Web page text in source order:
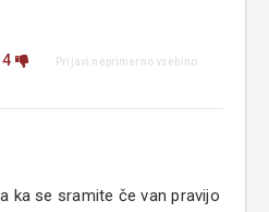
4 Prijavi neprimerno vsebino
ka se sramite če van pravijo